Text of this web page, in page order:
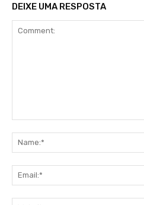
DEIXE UMA RESPOSTA